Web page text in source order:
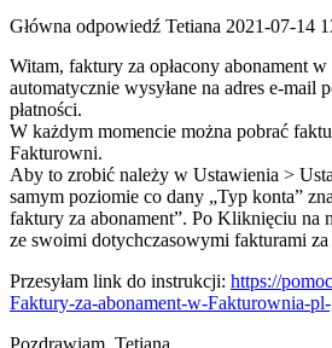
Główna odpowiedź Tetiana 2021-07-14
Witam, faktury za opłacony abonament
automatycznie wysyłane na adres e-mail
płatności.
W każdym momencie można pobrać
Fakturowni.
Aby to zrobić należy w Ustawienia >
samym poziomie co dany „Typ konta”
faktury za abonament”. Po Kliknięciu na
ze swoimi dotychczasowymi fakturami za
Przesyłam link do instrukcji: https://
Faktury-za-abonament-w-Fakturownia-
Pozdrawiam, Tetiana